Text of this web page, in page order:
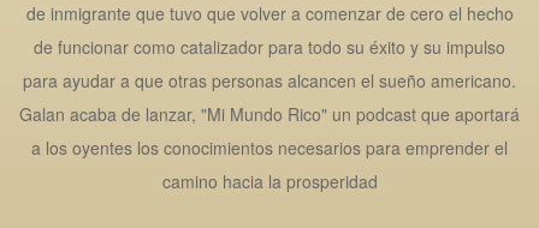
de inmigrante que tuvo que volver a comenzar de cero el hecho
de funcionar como catalizador para todo su éxito y su impulso
para ayudar a que otras personas alcancen el sueño americano.
Galan acaba de lanzar, "Mi Mundo Rico" un podcast que aportará
a los oyentes los conocimientos necesarios para emprender el
camino hacia la prosperidad